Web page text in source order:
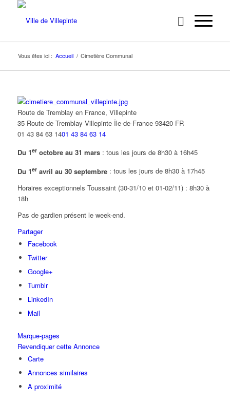
Vous êtes ici : Accueil / Cimetière Communal
Route de Tremblay en France, Villepinte
35 Route de Tremblay Villepinte Île-de-France 93420 FR
01 43 84 63 1401 43 84 63 14
Du 1eroctobre au 31 mars: tous les jours de 8h30 à 16h45
Du 1eravril au 30 septembre : tous les jours de 8h30 à 17h45
Horaires exceptionnels Toussaint (30-31/10 et 01-02/11) : 8h30 à
18h
Pas de gardien présent le week-end.
Partager
Facebook
Twitter
Google+
Tumblr
LinkedIn
Mail
Marque-pages
Revendiquer cette Annonce
Carte
Annonces similaires
A proximité